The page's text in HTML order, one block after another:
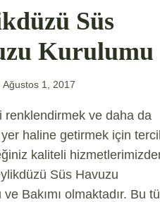
Süs
Kurulumu
Ağustos 1, 2017
renklendirmek ve daha da
haline getirmek için
kaliteli
Süs Havuzu
Bakımı olmaktadır. Bu